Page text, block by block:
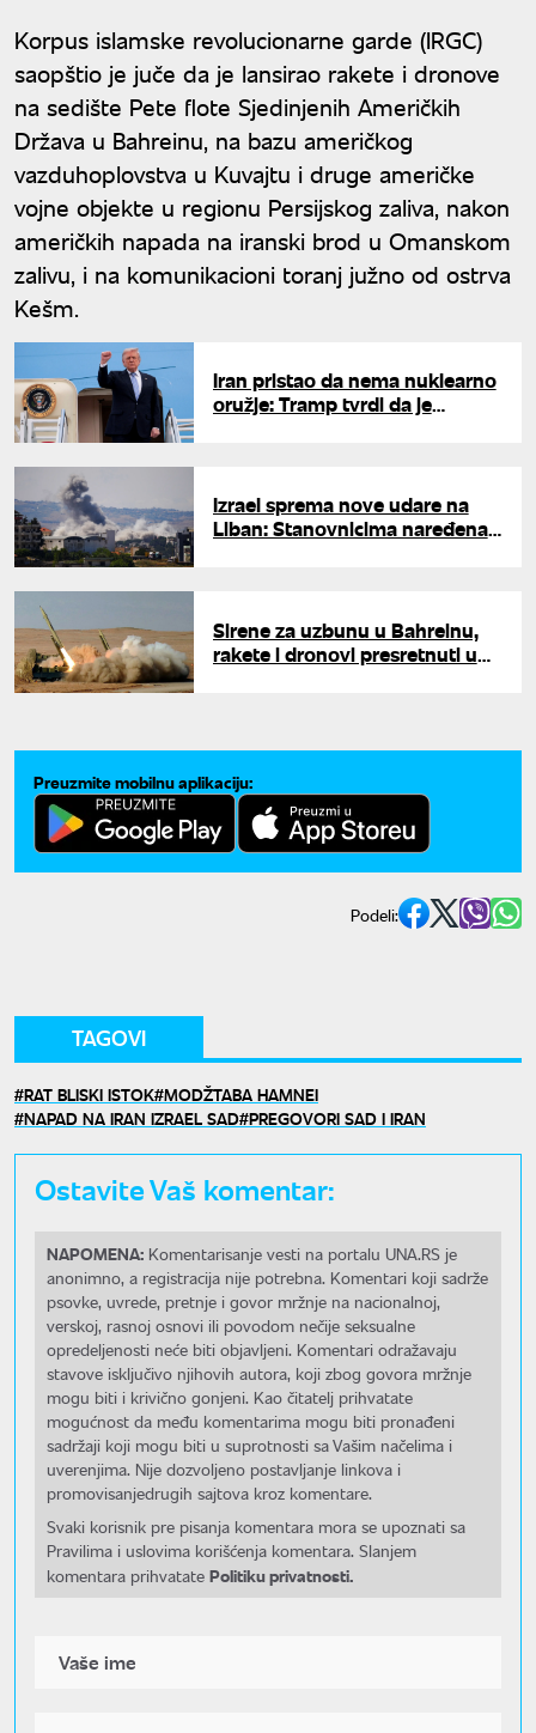
Korpus islamske revolucionarne garde (IRGC)
saopštio je juče da je lansirao rakete i dronove
na sedište Pete flote Sjedinjenih Američkih
Država u Bahreinu, na bazu američkog
vazduhoplovstva u Kuvajtu i druge američke
vojne objekte u regionu Persijskog zaliva, nakon
američkih napada na iranski brod u Omanskom
zalivu, i na komunikacioni toranj južno od ostrva
Kešm.
Iran pristao da nema nuklearno
oružje: Tramp tvrdi da je
Izrael sprema nove udare na
Liban: Stanovnicima naređena
Sirene za uzbunu u Bahreinu,
rakete i dronovi presretnuti u
Preuzmite mobilnu aplikaciju:
Podeli:
TAGOVI
RAT BLISKI ISTOK MODŽTABA HAMNEI
NAPAD NA IRAN IZRAEL SAD PREGOVORI SAD I IRAN
Ostavite Vaš komentar:
NAPOMENA: Komentarisanje vesti na portalu UNA.RS je
anonimno, a registracija nije potrebna. Komentari koji sadrže
psovke, uvrede, pretnje i govor mržnje na nacionalnoj,
verskoj, rasnoj osnovi ili povodom nečije seksualne
opredeljenosti neće biti objavljeni. Komentari odražavaju
stavove isključivo njihovih autora, koji zbog govora mržnje
mogu biti i krivično gonjeni. Kao čitatelj prihvatate
mogućnost da među komentarima mogu biti pronađeni
sadržaji koji mogu biti u suprotnosti sa Vašim načelima i
uverenjima. Nije dozvoljeno postavljanje linkova i
promovisanjedrugih sajtova kroz komentare.
Svaki korisnik pre pisanja komentara mora se upoznati sa
Pravilima i uslovima korišćenja komentara. Slanjem
komentara prihvatate Politiku privatnosti.